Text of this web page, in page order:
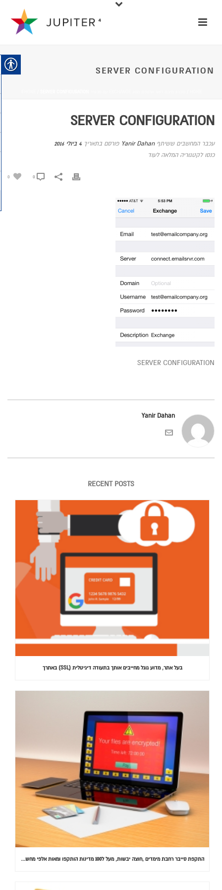
SERVER CONFIGURATION
SERVER CONFIGURATION
עכבר המחשבים ששיתףYanir Dahan פורסם בתאריך 4 ביולי 2016
כנסו לקטגוריה המלאה לעוד
0
SERVER CONFIGURATION
Yanir Dahan
RECENT POSTS
בעל אתר, מדוע גוגל מחייבים אותך בתעודה דיגיטלית (SSL) באתרך
התקפת סייבר רחבת מימדים ,חוצה יבשות, מעל ל100 מדינות הותקפו ומאות אלפי מחשבים נדבקו